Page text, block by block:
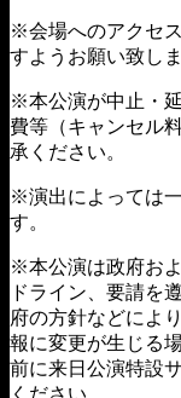
※会場へのアクセ
すようお願い致しま
※本公演が中止・
費等（キャンセル
承ください。
※演出によっては
す。
※本公演は政府お
ドライン、要請を
府の方針などによ
報に変更が生じる
前に来日公演特設